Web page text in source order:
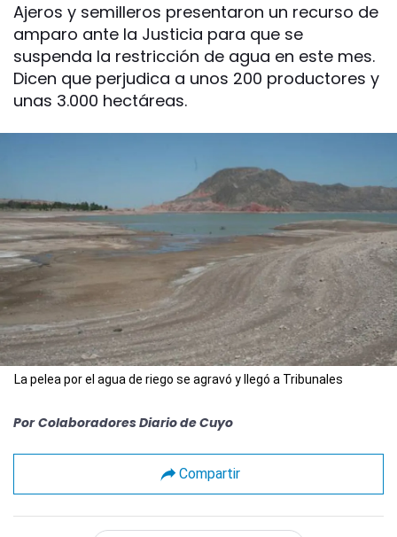
Ajeros y semilleros presentaron un recurso de
amparo ante la Justicia para que se
suspenda la restricción de agua en este mes.
Dicen que perjudica a unos 200 productores y
unas 3.000 hectáreas.
La pelea por el agua de riego se agravó y llegó a Tribunales
Por Colaboradores Diario de Cuyo
Compartir